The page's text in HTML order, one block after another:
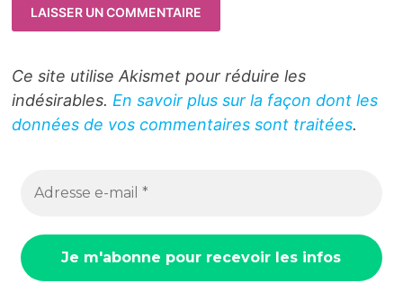
Ce site utilise Akismet pour réduire les
indésirables. En savoir plus sur la façon dont les
données de vos commentaires sont traitées.